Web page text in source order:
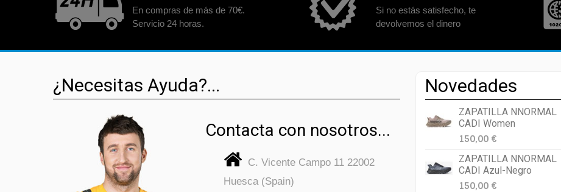
En compras de más de 70€.
Servicio 24 horas.
Si no estás satisfecho, te
devolvemos el dinero
¿Necesitas Ayuda?...
Contacta con nosotros...
C. Vicente Campo 11 22002
Huesca (Spain)
Novedades
ZAPATILLA NNORMAL
CADI Women
150,00 €
ZAPATILLA NNORMAL
CADI Azul-Negro
150,00 €